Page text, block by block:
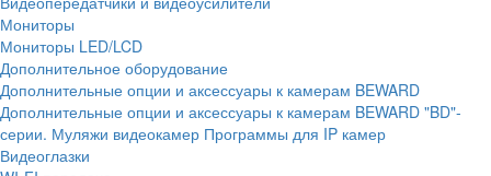
Мониторы
Мониторы LED/LCD
Дополнительное оборудование
Дополнительные опции и аксессуары к камерам BEWARD
Дополнительные опции и аксессуары к камерам BEWARD "BD"-
серии. Муляжи видеокамер Программы для IP камер
Видеоглазки